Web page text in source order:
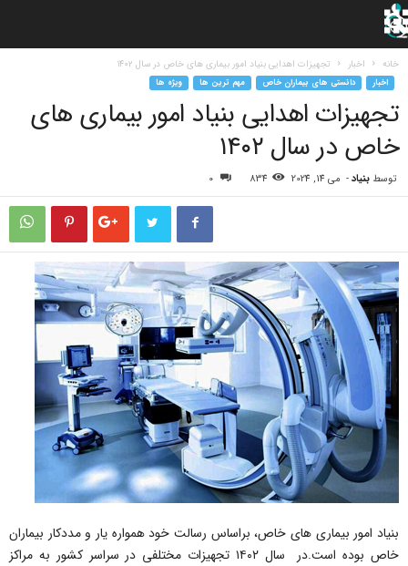
خانه اخبار تجهیزات اهدایی بنیاد امور بیماری های خاص در سال ۱۴۰۲
اخبار دانستی های بیماران خاص مهم ترین ها ویژه ها
تجهیزات اهدایی بنیاد امور بیماری های
خاص در سال ۱۴۰۲
توسط بنیاد- می 14, 2024 834
0
بنیاد امور بیماری های خاص، براساس رسالت خود همواره یار و مددکار بیماران
خاص بوده است.در سال ۱۴۰۲ تجهیزات مختلفی در سراسر کشور به مراکز